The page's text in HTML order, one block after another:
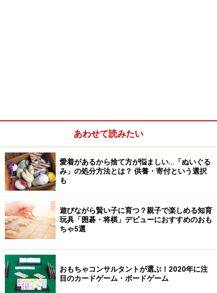
あわせて読みたい
愛着があるから捨て方が悩ましい…「ぬいぐる
み」の処分方法とは？ 供養・寄付という選択
も
遊びながら賢い子に育つ？親子で楽しめる知育
玩具「囲碁・将棋」デビューにおすすめのおも
ちゃ5選
おもちゃコンサルタントが選ぶ！2020年に注
目のカードゲーム・ボードゲーム